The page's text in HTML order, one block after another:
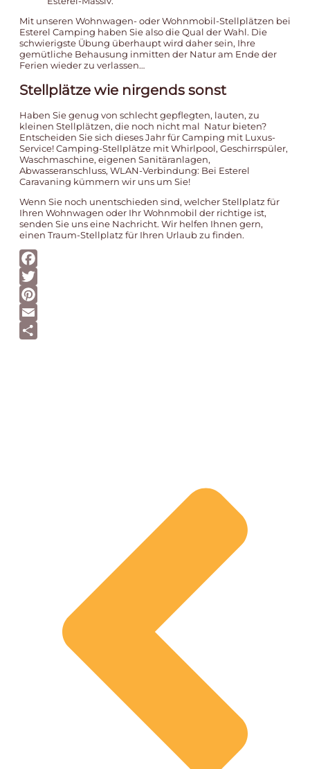
Mit unseren Wohnwagen- oder Wohnmobil-Stellplätzen bei
Esterel Camping haben Sie also die Qual der Wahl. Die
schwierigste Übung überhaupt wird daher sein, Ihre
gemütliche Behausung inmitten der Natur am Ende der
Ferien wieder zu verlassen…
Stellplätze wie nirgends sonst
Haben Sie genug von schlecht gepflegten, lauten, zu
kleinen Stellplätzen, die noch nicht mal Natur bieten?
Entscheiden Sie sich dieses Jahr für Camping mit Luxus-
Service! Camping-Stellplätze mit Whirlpool, Geschirrspüler,
Waschmaschine, eigenen Sanitäranlagen,
Abwasseranschluss, WLAN-Verbindung: Bei Esterel
Caravaning kümmern wir uns um Sie!
Wenn Sie noch unentschieden sind, welcher Stellplatz für
Ihren Wohnwagen oder Ihr Wohnmobil der richtige ist,
senden Sie uns eine Nachricht. Wir helfen Ihnen gern,
einen Traum-Stellplatz für Ihren Urlaub zu finden.
Facebook
Twitter
Pinterest
Email